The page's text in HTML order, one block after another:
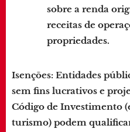
sobre a renda
receitas de
propriedades.
Isenções: Entidades
sem fins lucrativos e
Código de Investimento
turismo) podem